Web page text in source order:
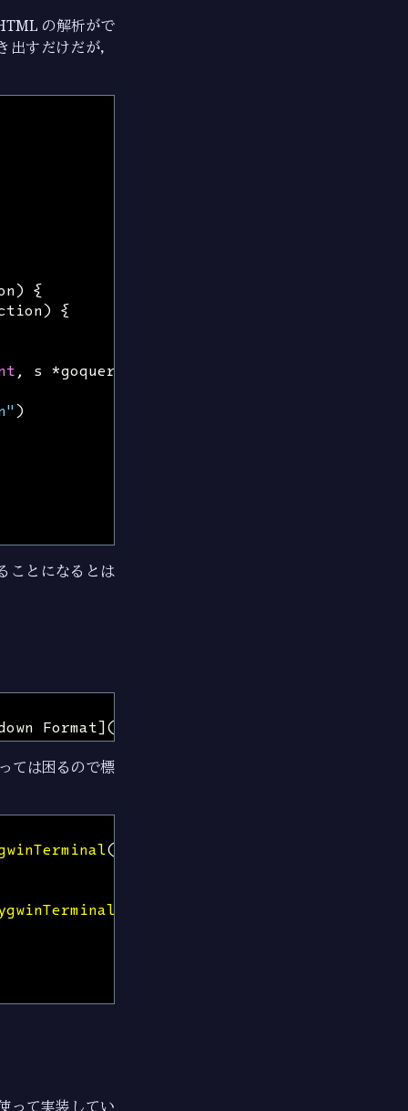
の解析がで
すだけだが，
) {
) {
, s *goquery
)
ことになるとは
ては困るので標
(
って実装してい